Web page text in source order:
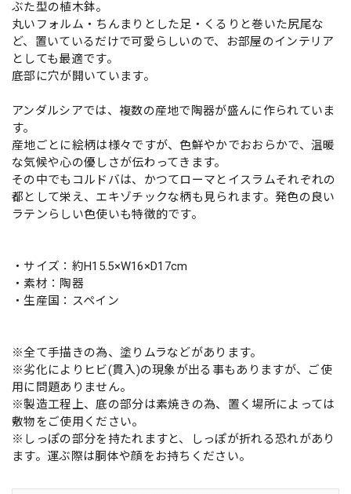
ぶた型の植木鉢。
丸いフォルム・ちんまりとした足・くるりと巻いた尻尾な
ど、置いているだけで可愛らしいので、お部屋のインテリア
としても最適です。
底部に穴が開いています。
アンダルシアでは、複数の産地で陶器が盛んに作られていま
す。
産地ごとに絵柄は様々ですが、色鮮やかでおおらかで、温暖
な気候や心の優しさが伝わってきます。
その中でもコルドバは、かつてローマとイスラムそれぞれの
都として栄え、エキゾチックな柄も見られます。発色の良い
ラテンらしい色使いも特徴的です。
・サイズ：約H15.5×W16×D17cm
・素材：陶器
・生産国：スペイン
※全て手描きの為、塗りムラなどがあります。
※劣化によりヒビ(貫入)の現象が出る事もありますが、ご使
用に問題ありません。
※製造工程上、底の部分は素焼きの為、置く場所によっては
敷物をご使用ください。
※しっぽの部分を持たれますと、しっぽが折れる恐れがあり
ます。運ぶ際は胴体や顔をお持ちください。